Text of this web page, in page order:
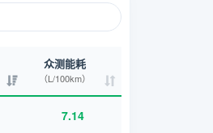
众测能耗
（L/100km）
7.14